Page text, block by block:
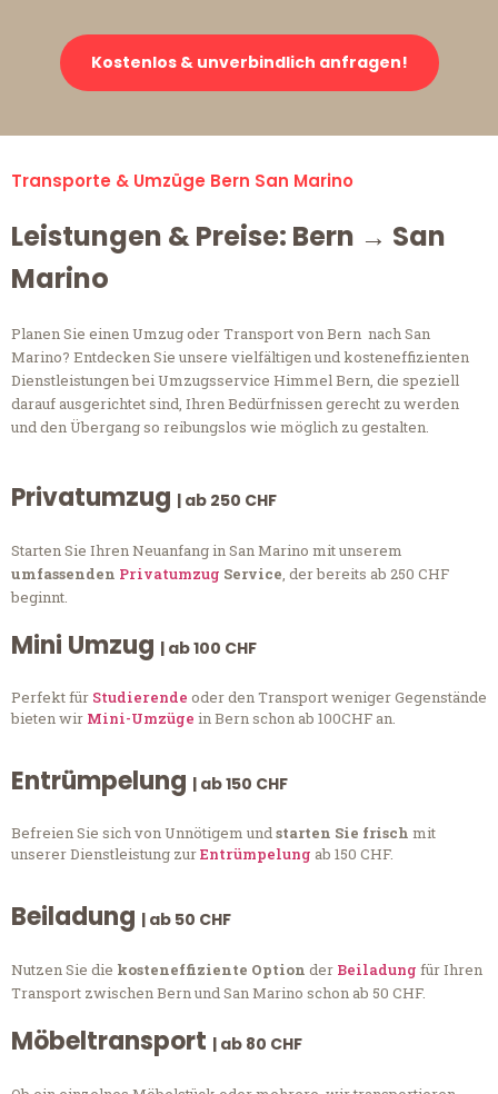
Kostenlos & unverbindlich anfragen!
Transporte & Umzüge Bern San Marino
Leistungen & Preise: Bern → San
Marino
Planen Sie einen Umzug oder Transport von Bern nach San
Marino? Entdecken Sie unsere vielfältigen und kosteneffizienten
Dienstleistungen bei Umzugsservice Himmel Bern, die speziell
darauf ausgerichtet sind, Ihren Bedürfnissen gerecht zu werden
und den Übergang so reibungslos wie möglich zu gestalten.
Privatumzug | ab 250 CHF
Starten Sie Ihren Neuanfang in San Marino mit unserem
umfassenden Privatumzug Service, der bereits ab 250 CHF
beginnt.
Mini Umzug | ab 100 CHF
Perfekt für Studierende oder den Transport weniger Gegenstände
bieten wir Mini-Umzüge in Bern schon ab 100CHF an.
Entrümpelung | ab 150 CHF
Befreien Sie sich von Unnötigem undstarten Sie frisch mit
unserer Dienstleistung zurEntrümpelung ab 150 CHF.
Beiladung | ab 50 CHF
Nutzen Sie die kosteneffiziente Option der Beiladung für Ihren
Transport zwischen Bern und San Marino schon ab 50 CHF.
Möbeltransport | ab 80 CHF